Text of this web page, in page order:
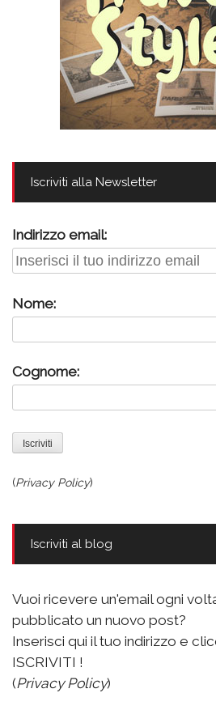
Iscriviti alla Newsletter
Indirizzo email:
Nome:
Cognome:
(Privacy Policy)
Iscriviti al blog
Vuoi ricevere un'email ogni
pubblicato un nuovo post?
Inserisci qui il tuo indirizzo e
ISCRIVITI !
(Privacy Policy)